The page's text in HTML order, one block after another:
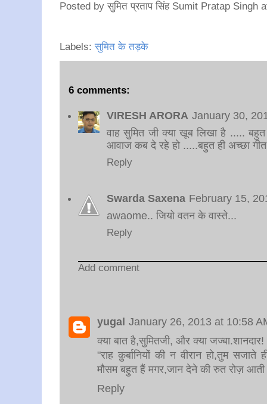
Posted by सुमित प्रताप सिंह Sumit Pratap Singh
Labels:सुमित के तड़के
6 comments:
VIRESH ARORA January 30,
वाह सुमित जी क्या खूब लिखा है .....
आवाज कब दे रहे हो .....बहुत ही अच्छा
Reply
Swarda Saxena February 15,
awaome.. जियो वतन के वास्ते...
Reply
Add comment
yugal January 26, 2013 at 10:58
क्या बात है,सुमितजी, और क्या जज्बा.शानदार!
"राह क़ुर्बानियों की न वीरान हो,तुम
मौसम बहुत हैं मगर,जान देने की रुत रोज़ आती
Reply